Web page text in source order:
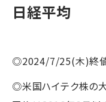
日経平均
◎2024/7/25(木)終
◎米国ハイテク株の